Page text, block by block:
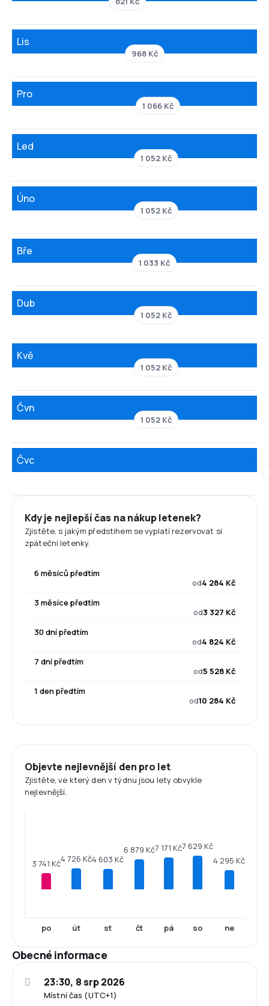
Lis
968 Kč
Pro
1 066 Kč
Led
1 052 Kč
Úno
1 052 Kč
Bře
1 033 Kč
Dub
1 052 Kč
Kvě
1 052 Kč
Čvn
1 052 Kč
Čvc
Kdy je nejlepší čas na nákup letenek?
Zjistěte, s jakým předstihem se vyplatí rezervovat si
zpáteční letenky.
6 měsíců předtím
od4 284 Kč
3 měsíce předtím
od3 327 Kč
30 dní předtím
od4 824 Kč
7 dní předtím
od5 528 Kč
1 den předtím
od10 284 Kč
Objevte nejlevnější den pro let
Zjistěte, ve který den v týdnu jsou lety obvykle
nejlevnější.
3 741 Kč
po
4 726 Kč
út
4 603 Kč
st
6 879 Kč
čt
7 171 Kč
pá
7 629 Kč
so
4 295 Kč
ne
Obecné informace
Místní čas (UTC+1)
23:30, 8 srp 2026